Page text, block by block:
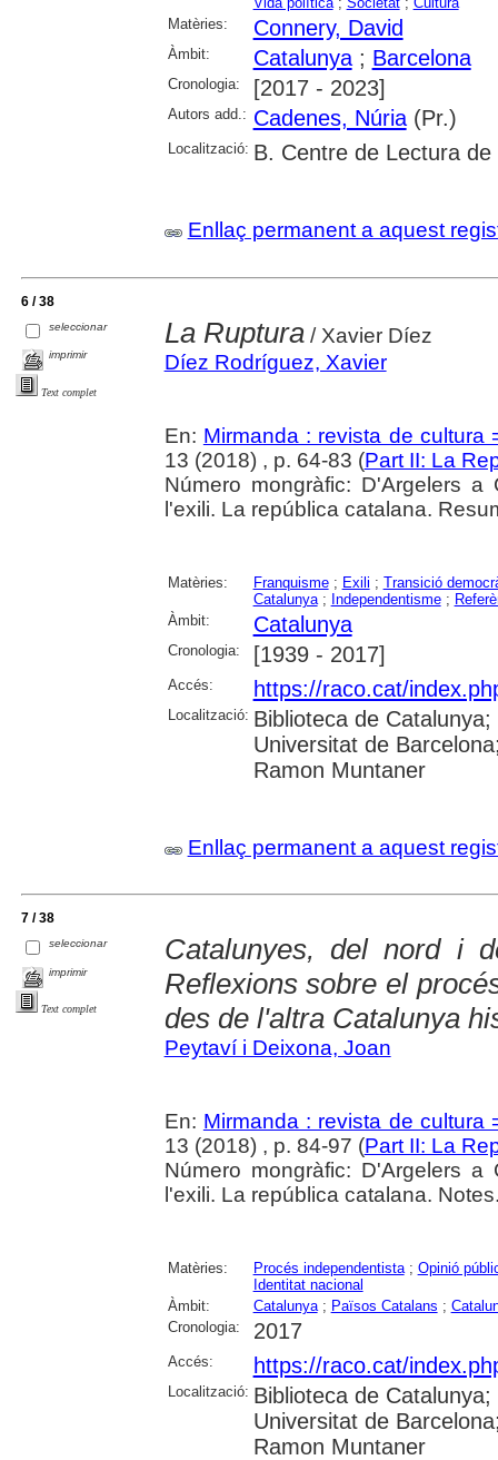
Matèries:
Connery, David
Àmbit: Catalunya; Barcelona
Cronologia: [2017 - 2023]
Autors add.: Cadenes, Núria(Pr.)
Localització: B. Centre de Lectura de
Enllaç permanent a aquest
6 / 38
seleccionar
imprimir
Text complet
La Ruptura/ Xavier Díez
Díez Rodríguez, Xavier
En: Mirmanda : revista de cultura
13 (2018) , p. 64-83 (Part II: La
Número mongràfic: D'Argelers
l'exili. La república catalana.
Matèries: Franquisme; Exili ; Transició
Catalunya; Independentisme;
Àmbit:
Catalunya
Cronologia: [1939 - 2017]
Accés: https://raco.cat/
Localització: Biblioteca de
Universitat de
Ramon Muntaner
Enllaç permanent a aquest
7 / 38
seleccionar
imprimir
Text complet
Catalunyes, del nord i
Reflexions sobre el
des de l'altra Catalunya
Peytaví i Deixona, Joan
En: Mirmanda : revista de cultura
13 (2018) , p. 84-97 (Part II: La
Número mongràfic: D'Argelers
l'exili. La república catalana.
Matèries: Procés independentista; Opinió
Identitat nacional
Àmbit:
Catalunya; Països Catalans ;
Cronologia:
2017
Accés: https://raco.cat/
Localització: Biblioteca de
Universitat de
Ramon Muntaner